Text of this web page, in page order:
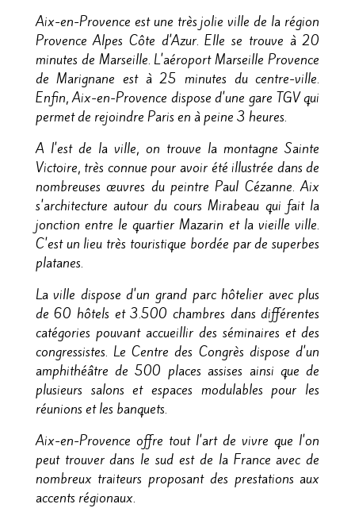
Aix-en-Provence est une très jolie ville de la région
Provence Alpes Côte d'Azur. Elle se trouve à 20
minutes de Marseille. L'aéroport Marseille Provence
de Marignane est à 25 minutes du centre-ville.
Enfin, Aix-en-Provence dispose d'une gare TGV qui
permet de rejoindre Paris en à peine 3 heures.
A l'est de la ville, on trouve la montagne Sainte
Victoire, très connue pour avoir été illustrée dans de
nombreuses œuvres du peintre Paul Cézanne. Aix
s'architecture autour du cours Mirabeau qui fait la
jonction entre le quartier Mazarin et la vieille ville.
C'est un lieu très touristique bordée par de superbes
platanes.
La ville dispose d'un grand parc hôtelier avec plus
de 60 hôtels et 3.500 chambres dans différentes
catégories pouvant accueillir des séminaires et des
congressistes. Le Centre des Congrès dispose d'un
amphithéâtre de 500 places assises ainsi que de
plusieurs salons et espaces modulables pour les
réunions et les banquets.
Aix-en-Provence offre tout l'art de vivre que l'on
peut trouver dans le sud est de la France avec de
nombreux traiteurs proposant des prestations aux
accents régionaux.